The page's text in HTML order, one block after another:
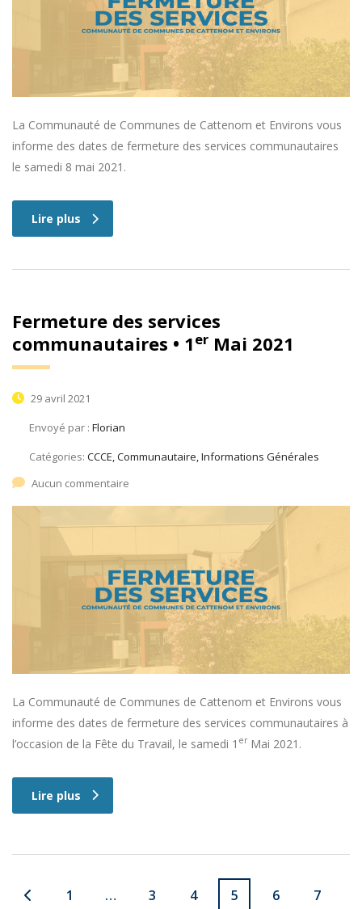
La Communauté de Communes de Cattenom et Environs vous
informe des dates de fermeture des services communautaires
le samedi 8 mai 2021.
Lire plus
Fermeture des services
communautaires • 1er Mai 2021
29 avril 2021
Envoyé par : Florian
Catégories: CCCE, Communautaire, Informations Générales
Aucun commentaire
La Communauté de Communes de Cattenom et Environs vous
informe des dates de fermeture des services communautaires à
l’occasion de la Fête du Travail, le samedi 1 erMai 2021.
Lire plus
1 … 3 4 5 6 7